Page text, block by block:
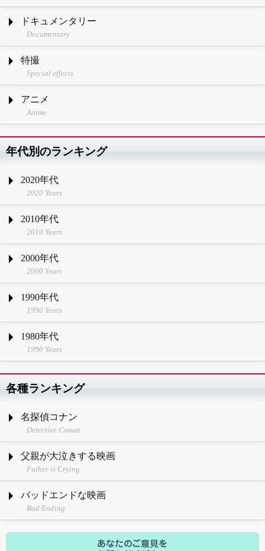
ドキュメンタリー
Documentary
特撮
Special effects
アニメ
Anime
年代別のランキング
2020年代
2020 Years
2010年代
2010 Years
2000年代
2000 Years
1990年代
1990 Years
1980年代
1990 Years
各種ランキング
名探偵コナン
Detective Conan
父親が大泣きする映画
Father is Crying
バッドエンドな映画
Bad Ending